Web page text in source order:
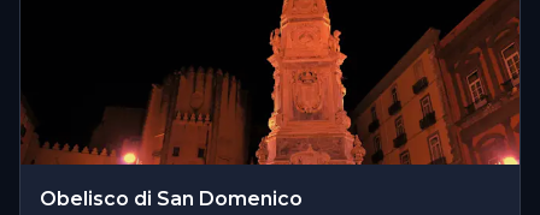
Obelisco di San Domenico